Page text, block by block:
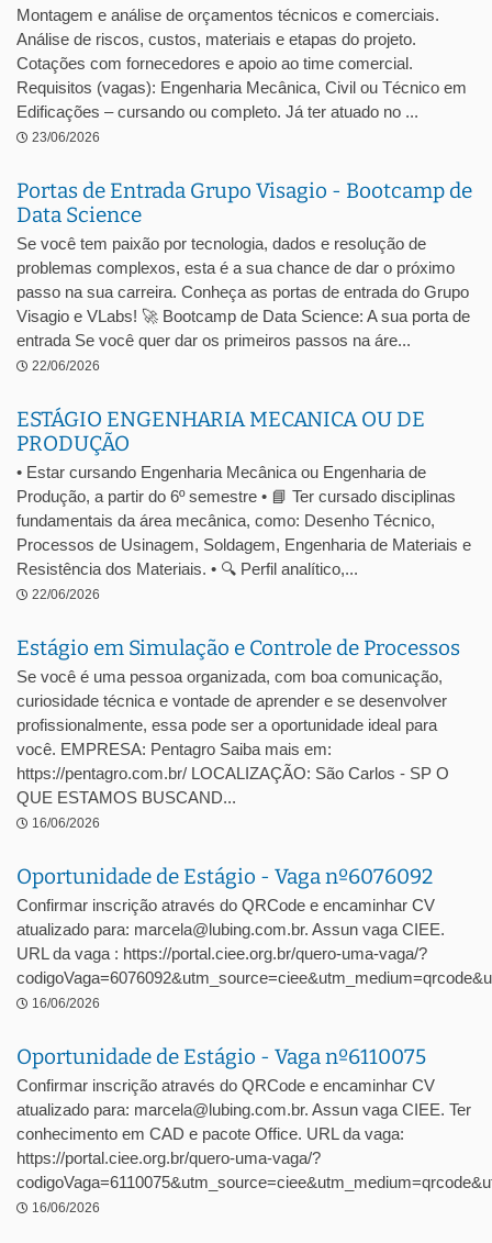
Montagem e análise de orçamentos técnicos e comerciais.
Análise de riscos, custos, materiais e etapas do projeto.
Cotações com fornecedores e apoio ao time comercial.
Requisitos (vagas): Engenharia Mecânica, Civil ou Técnico em
Edificações – cursando ou completo. Já ter atuado no ...
23/06/2026
Portas de Entrada Grupo Visagio - Bootcamp de
Data Science
Se você tem paixão por tecnologia, dados e resolução de
problemas complexos, esta é a sua chance de dar o próximo
passo na sua carreira. Conheça as portas de entrada do Grupo
Visagio e VLabs! 🚀 Bootcamp de Data Science: A sua porta de
entrada Se você quer dar os primeiros passos na áre...
22/06/2026
ESTÁGIO ENGENHARIA MECANICA OU DE
PRODUÇÃO
• Estar cursando Engenharia Mecânica ou Engenharia de
Produção, a partir do 6º semestre • 📘 Ter cursado disciplinas
fundamentais da área mecânica, como: Desenho Técnico,
Processos de Usinagem, Soldagem, Engenharia de Materiais e
Resistência dos Materiais. • 🔍 Perfil analítico,...
22/06/2026
Estágio em Simulação e Controle de Processos
Se você é uma pessoa organizada, com boa comunicação,
curiosidade técnica e vontade de aprender e se desenvolver
profissionalmente, essa pode ser a oportunidade ideal para
você. EMPRESA: Pentagro Saiba mais em:
https://pentagro.com.br/ LOCALIZAÇÃO: São Carlos - SP O
QUE ESTAMOS BUSCAND...
16/06/2026
Oportunidade de Estágio - Vaga nº6076092
Confirmar inscrição através do QRCode e encaminhar CV
atualizado para: marcela@lubing.com.br. Assun vaga CIEE.
URL da vaga : https://portal.ciee.org.br/quero-uma-vaga/?
16/06/2026
Oportunidade de Estágio - Vaga nº6110075
Confirmar inscrição através do QRCode e encaminhar CV
atualizado para: marcela@lubing.com.br. Assun vaga CIEE. Ter
conhecimento em CAD e pacote Office. URL da vaga:
https://portal.ciee.org.br/quero-uma-vaga/?
16/06/2026